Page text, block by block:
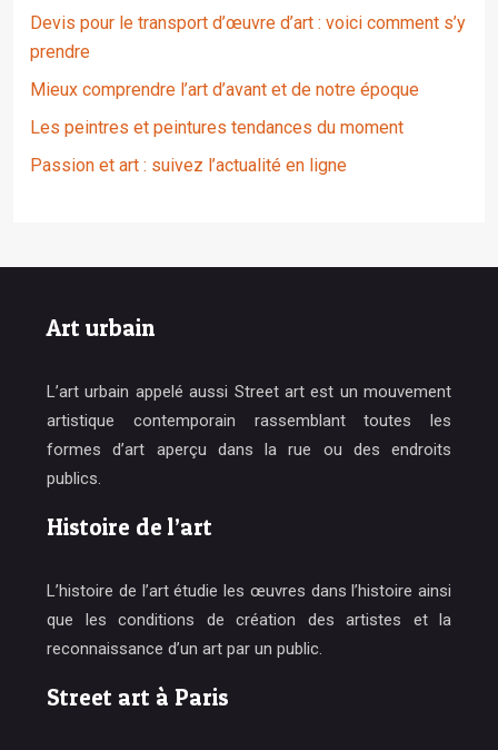
Devis pour le transport d’œuvre d’art : voici comment s’y
prendre
Mieux comprendre l’art d’avant et de notre époque
Les peintres et peintures tendances du moment
Passion et art : suivez l’actualité en ligne
Art urbain
L’art urbain appelé aussi Street art est un mouvement
artistique contemporain rassemblant toutes les
formes d’art aperçu dans la rue ou des endroits
publics.
Histoire de l’art
L’histoire de l’art étudie les œuvres dans l’histoire ainsi
que les conditions de création des artistes et la
reconnaissance d’un art par un public.
Street art à Paris